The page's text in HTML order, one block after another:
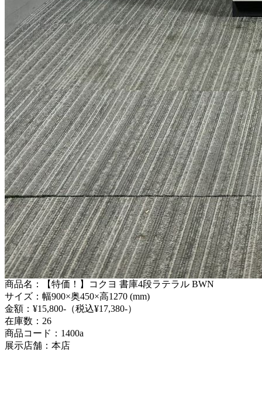
商品名：【特価！】コクヨ 書庫4段ラテラル BWN
サイズ：幅900×奥450×高1270 (mm)
金額：¥15,800-（税込¥17,380-）
在庫数：26
商品コード：1400a
展示店舗：本店